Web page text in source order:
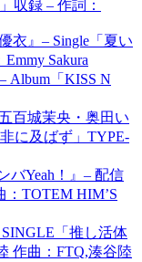
収録 – 作詞：
衣』– Single「夏い
Sakura
Album「KISS N
百城茉央・奥田い
に及ばず」TYPE-
バYeah！』– 配信
TOTEM HIM’S
SINGLE「推し活体
作曲：FTQ,湊谷陸